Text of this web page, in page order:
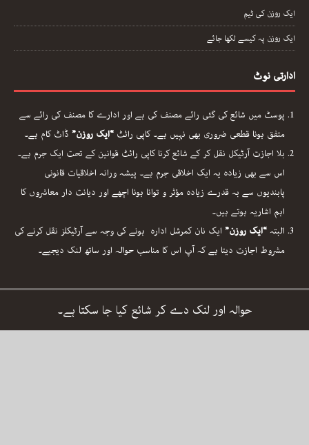
ایک روزن کی ٹیم
ایک روزن پہ کیسے لکھا جائے
ادارتی نوٹ
پوسٹ میں شائع کی گئی رائے مصنف کی ہے اور ادارے کا مصنف کی رائے سے
متفق ہونا قطعی ضروری بھی نہیں ہے۔ کاپی رائٹ “ایک روزن” ڈاٹ کام ہے۔
بلا اجازت آرٹیکل نقل کر کے شائع کرنا کاپی رائٹ قوانین کے تحت ایک جرم ہے۔
اس سے بھی زیادہ یہ ایک اخلاقی جرم ہے۔ پیشہ ورانہ اخلاقیات قانونی
پابندیوں سے بہ قدرے زیادہ مؤثر و توانا ہونا اچھے اور دیانت دار معاشروں کا
اہم اشاریہ ہوتے ہیں۔
البتہ “ایک روزن” ایک نان کمرشل ادارہ ہونے کی وجہ سے آرٹیکلز نقل کرنے کی
مشروط اجازت دیتا ہے کہ آپ اس کا مناسب حوالہ اور ساتھ لنک دیجیے۔
حوالہ اور لنک دے کر شائع کیا جا سکتا ہے۔